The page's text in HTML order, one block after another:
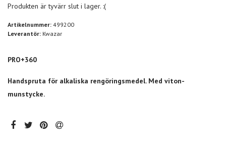
Produkten är tyvärr slut i lager. :(
Artikelnummer: 499200
Leverantör: Kwazar
PRO+360
Handspruta för alkaliska rengöringsmedel. Med viton-
munstycke.